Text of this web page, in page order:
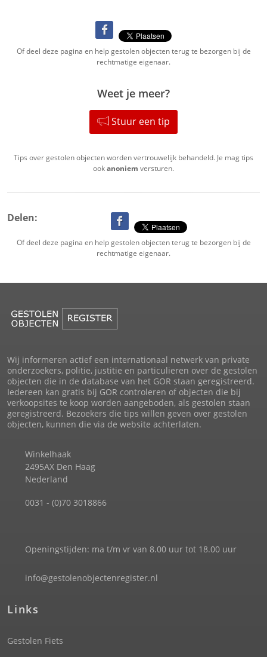
Of deel deze pagina en help gestolen objecten terug te bezorgen bij de
rechtmatige eigenaar.
Weet je meer?
Stuur een tip
Tips over gestolen objecten worden vertrouwelijk behandeld. Je mag tips
ookanoniem versturen.
Delen:
Of deel deze pagina en help gestolen objecten terug te bezorgen bij de
rechtmatige eigenaar.
Wij informeren actief een internationaal netwerk van private
onderzoekers, politie, justitie en particulieren over de gestolen
objecten die in de database van het GOR staan geregistreerd.
Iedereen kan gratis bij GOR controleren of objecten die bij
verkoopsites te koop worden aangeboden, als gestolen staan
geregistreerd. Bezoekers die tips willen geven over gestolen
objecten, kunnen die via de website achterlaten.
Winkelhaak
2495AX Den Haag
Nederland
0031 - (0)70 3018866
Openingstijden: ma t/m vr van 8.00 uur tot 18.00 uur
info@gestolenobjectenregister.nl
Links
Gestolen Fiets